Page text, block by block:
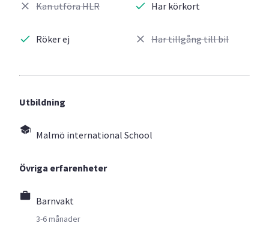
Kan utföra HLR
Röker ej
Har körkort
Har tillgång till bil
Utbildning
Malmö international School
Övriga erfarenheter
Barnvakt
3-6 månader